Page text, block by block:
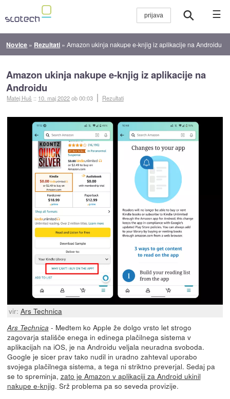
☰
Novice » Rezultati »Amazon ukinja nakupe e-knjig iz aplikacije na Androidu
Amazon ukinja nakupe e-knjig iz aplikacije na
Androidu
Matej Huš :: 10. maj 2022ob 00:03 Rezultati
vir: Ars Technica
Ars Technica - Medtem ko Apple že dolgo vrsto let strogo
zagovarja stališče enega in edinega plačilnega sistema v
aplikacijah na iOS, je na Androidu veljala neuradna svoboda.
Google je sicer prav tako nudil in uradno zahteval uporabo
svojega plačilnega sistema, a tega ni striktno preverjal. Sedaj pa
se to spreminja, zato je Amazon v aplikaciji za Android ukinil
nakupe e-knjig. Srž problema pa so seveda provizije.